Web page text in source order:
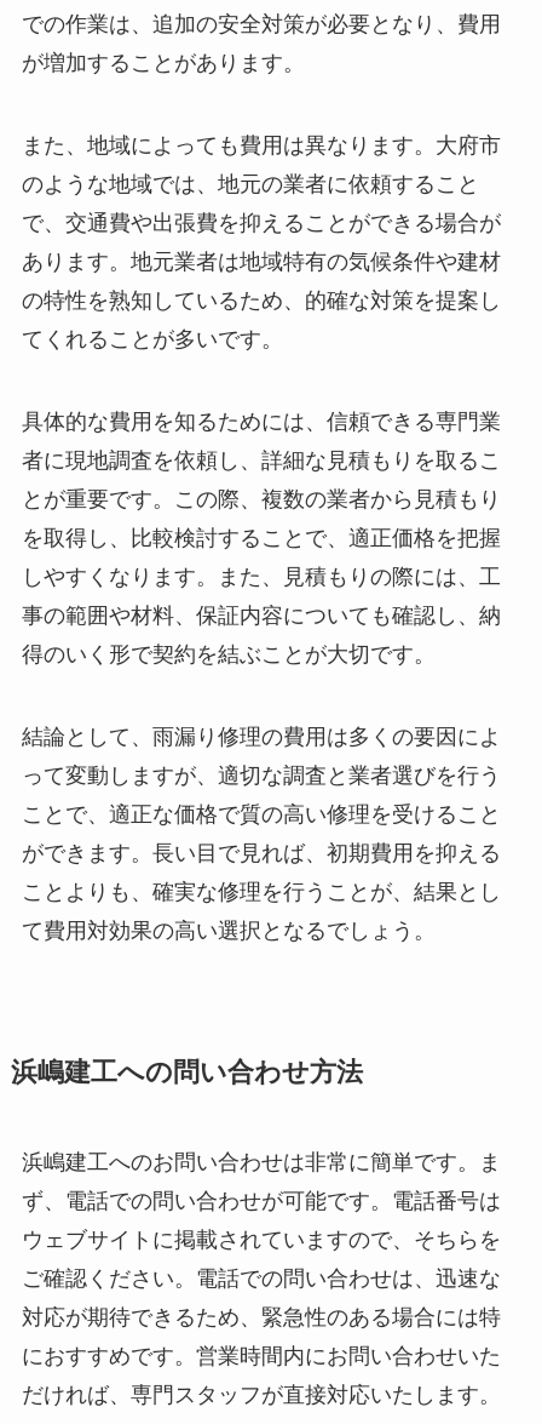
での作業は、追加の安全対策が必要となり、費用
が増加することがあります。
また、地域によっても費用は異なります。大府市
のような地域では、地元の業者に依頼すること
で、交通費や出張費を抑えることができる場合が
あります。地元業者は地域特有の気候条件や建材
の特性を熟知しているため、的確な対策を提案し
てくれることが多いです。
具体的な費用を知るためには、信頼できる専門業
者に現地調査を依頼し、詳細な見積もりを取るこ
とが重要です。この際、複数の業者から見積もり
を取得し、比較検討することで、適正価格を把握
しやすくなります。また、見積もりの際には、工
事の範囲や材料、保証内容についても確認し、納
得のいく形で契約を結ぶことが大切です。
結論として、雨漏り修理の費用は多くの要因によ
って変動しますが、適切な調査と業者選びを行う
ことで、適正な価格で質の高い修理を受けること
ができます。長い目で見れば、初期費用を抑える
ことよりも、確実な修理を行うことが、結果とし
て費用対効果の高い選択となるでしょう。
浜嶋建工への問い合わせ方法
浜嶋建工へのお問い合わせは非常に簡単です。ま
ず、電話での問い合わせが可能です。電話番号は
ウェブサイトに掲載されていますので、そちらを
ご確認ください。電話での問い合わせは、迅速な
対応が期待できるため、緊急性のある場合には特
におすすめです。営業時間内にお問い合わせいた
だければ、専門スタッフが直接対応いたします。